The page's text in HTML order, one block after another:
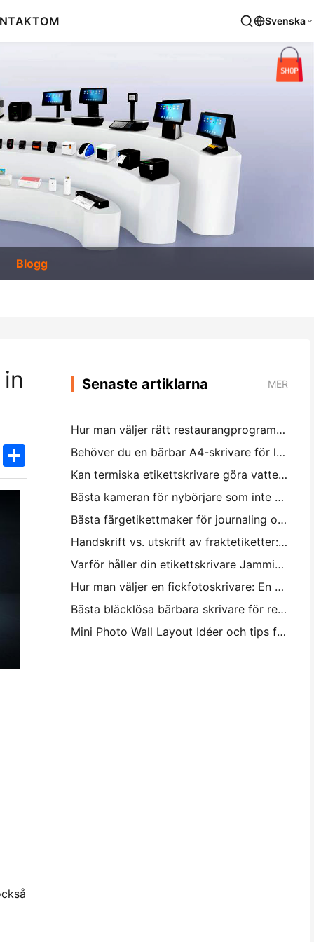
OM Svenska
Blogg
TwitterShare
Senaste artiklarna MER
Hur man väljer rätt restaurangprogramvara för din lilla eller medelstora restaurang
Behöver du en bärbar A4-skrivare för lagerfakturor? Vad faktiskt fungerar
Kan termiska etikettskrivare göra vattentäta etiketter för småföretagsprodukter?
Bästa kameran för nybörjare som inte vill slösa papper
Bästa färgetikettmaker för journaling och scrapbooking: Lägg till mer färg på varje sida
Handskrift vs. utskrift av fraktetiketter: Tips för små företag 2026
Varför håller din etikettskrivare Jamming?
Hur man väljer en fickfotoskrivare: En komplett guide för journaling, resor och iPhone-användare
Bästa bläcklösa bärbara skrivare för resa, skola och mobilt arbete: Hanin MT620 Pro Review
Mini Photo Wall Layout Idéer och tips för sovrum och sovsal dekoration